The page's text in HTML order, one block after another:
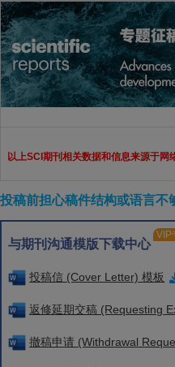
以上SCI期刊相关数据和信息来源于网
投稿前担心稿件结构或语言不
与期刊沟通模版下载中心
VIP
投稿信 (Cover Letter) 模板
返修延期交稿 (Requesting
撤稿申请 (Withdrawal